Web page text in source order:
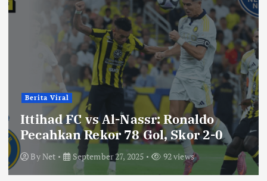
Berita Viral
Ittihad FC vs Al-Nassr: Ronaldo
Pecahkan Rekor 78 Gol, Skor 2-0
ByNet September 27, 2025 92 views